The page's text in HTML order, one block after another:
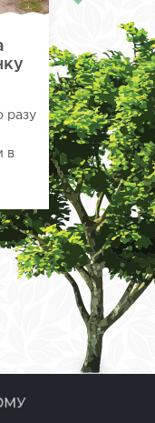
разу
в
У межах